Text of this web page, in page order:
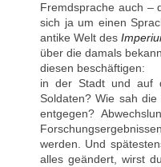
Fremdsprache auch –
sich ja um einen
antike Welt des
über die damals
diesen
in der Stadt und auf
Soldaten? Wie sah
entgegen?
werden. Und
alles geändert, wirst